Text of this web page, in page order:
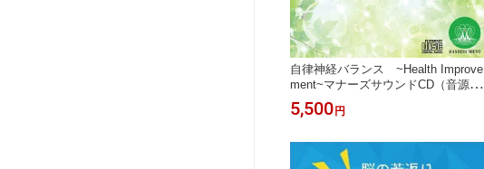
自律神経バランス ~Health Improve
ment~マナーズサウンドCD（音源メ
イン）マナーズサウンド 音響振動療
法 音響療法 サイマティクス マナーズ
5,500 円